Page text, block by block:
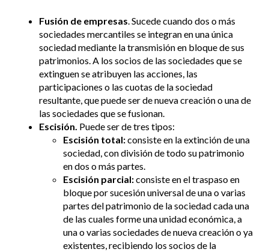
Fusión de empresas. Sucede cuando dos o más
sociedades mercantiles se integran en una única
sociedad mediante la transmisión en bloque de sus
patrimonios. A los socios de las sociedades que se
extinguen se atribuyen las acciones, las
participaciones o las cuotas de la sociedad
resultante, que puede ser de nueva creación o una de
las sociedades que se fusionan.
Escisión. Puede ser de tres tipos:
Escisión total:consiste en la extinción de una
sociedad, con división de todo su patrimonio
en dos o más partes.
Escisión parcial:consiste en el traspaso en
bloque por sucesión universal de una o varias
partes del patrimonio de la sociedad cada una
de las cuales forme una unidad económica, a
una o varias sociedades de nueva creación o ya
existentes, recibiendo los socios de la